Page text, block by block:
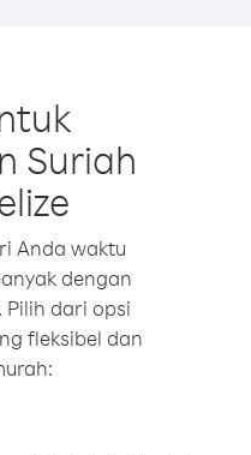
Suriah
Anda waktu
dengan
Pilih dari opsi
fleksibel dan